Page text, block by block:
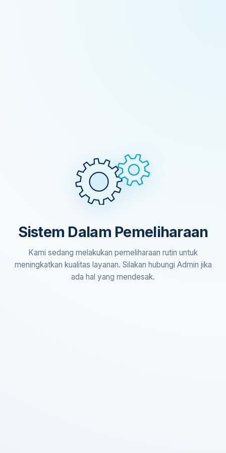
Sistem Dalam Pemeliharaan
Kami sedang melakukan pemeliharaan rutin untuk
meningkatkan kualitas layanan. Silakan hubungi Admin jika
ada hal yang mendesak.